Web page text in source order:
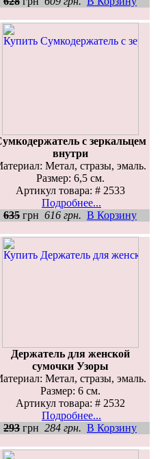
с зеркальцем
внутри
Метал, стразы, эмаль.
Размер: 6,5 см.
Артикул товара: # 2533
Подробнее...
635 грн 616 грн. В Корзину
Держатель для женской
сумочки Узоры
Метал, стразы, эмаль.
Размер: 6 см.
Артикул товара: # 2532
Подробнее...
293 грн 284 грн. В Корзину